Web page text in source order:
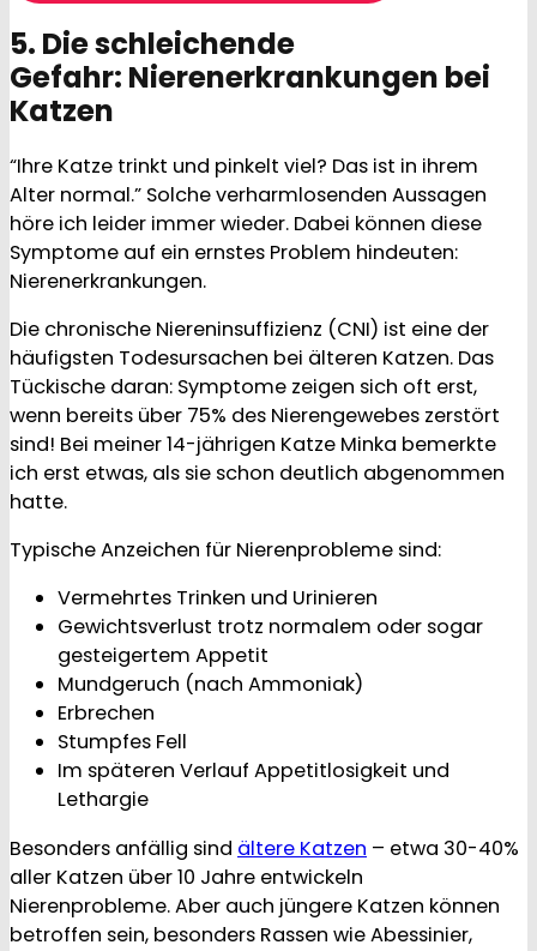
5. Die schleichende
Gefahr: Nierenerkrankungen bei
Katzen
“Ihre Katze trinkt und pinkelt viel? Das ist in ihrem
Alter normal.” Solche verharmlosenden Aussagen
höre ich leider immer wieder. Dabei können diese
Symptome auf ein ernstes Problem hindeuten:
Nierenerkrankungen.
Die chronische Niereninsuffizienz (CNI) ist eine der
häufigsten Todesursachen bei älteren Katzen. Das
Tückische daran: Symptome zeigen sich oft erst,
wenn bereits über 75% des Nierengewebes zerstört
sind! Bei meiner 14-jährigen Katze Minka bemerkte
ich erst etwas, als sie schon deutlich abgenommen
hatte.
Typische Anzeichen für Nierenprobleme sind:
Vermehrtes Trinken und Urinieren
Gewichtsverlust trotz normalem oder sogar
gesteigertem Appetit
Mundgeruch (nach Ammoniak)
Erbrechen
Stumpfes Fell
Im späteren Verlauf Appetitlosigkeit und
Lethargie
Besonders anfällig sind ältere Katzen – etwa 30-40%
aller Katzen über 10 Jahre entwickeln
Nierenprobleme. Aber auch jüngere Katzen können
betroffen sein, besonders Rassen wie Abessinier,